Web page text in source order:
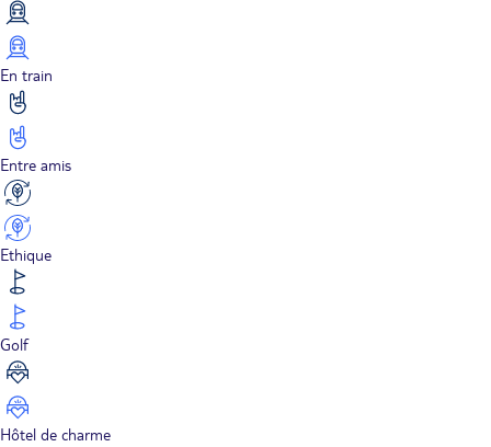
En train
Entre amis
Ethique
Golf
Hôtel de charme